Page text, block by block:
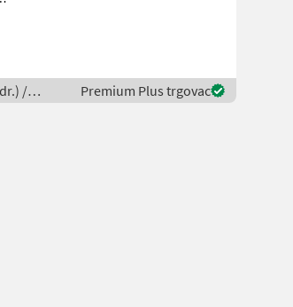
/
Premium Plus trgovac